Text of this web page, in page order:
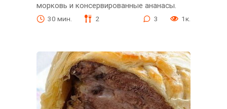
морковь и консервированные ананасы.
30 мин. 2 3 1к.